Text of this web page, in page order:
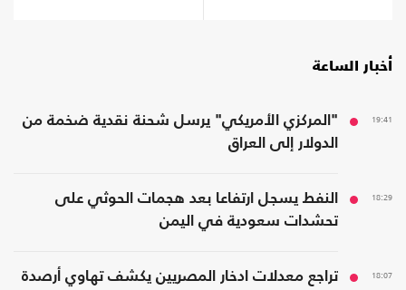
أخبار الساعة
19:41
"المركزي الأمريكي" يرسل شحنة نقدية ضخمة من
الدولار إلى العراق
18:29
النفط يسجل ارتفاعا بعد هجمات الحوثي على
تحشدات سعودية في اليمن
18:07
تراجع معدلات ادخار المصريين يكشف تهاوي أرصدة